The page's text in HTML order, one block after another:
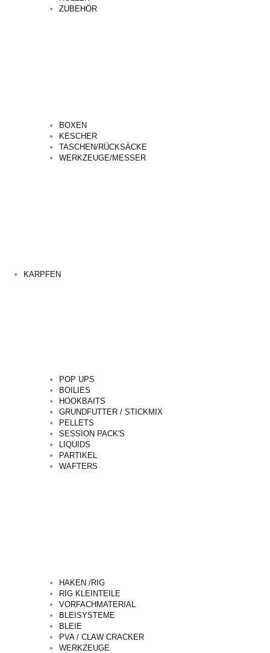
ZUBEHÖR
BOXEN
KESCHER
TASCHEN/RÜCKSÄCKE
WERKZEUGE/MESSER
KARPFEN
POP UPS
BOILIES
HOOKBAITS
GRUNDFUTTER / STICKMIX
PELLETS
SESSION PACK'S
LIQUIDS
PARTIKEL
WAFTERS
HAKEN /RIG
RIG KLEINTEILE
VORFACHMATERIAL
BLEISYSTEME
BLEIE
PVA / CLAW CRACKER
WERKZEUGE